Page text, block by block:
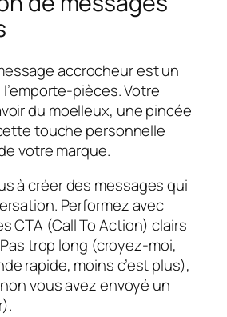
accrocheur est un
pièces. Votre
du moelleux, une pincée
touche personnelle
votre marque.
à créer des messages qui
Performez avec
CTA (Call To Action) clairs
trop long (croyez-moi,
rapide, moins c’est plus),
vous avez envoyé un